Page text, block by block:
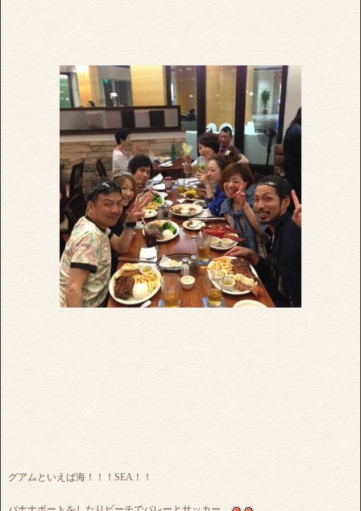
グアムといえば海！！！SEA！！